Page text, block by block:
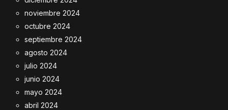
noviembre 2024
octubre 2024
septiembre 2024
agosto 2024
julio 2024
junio 2024
mayo 2024
abril 2024